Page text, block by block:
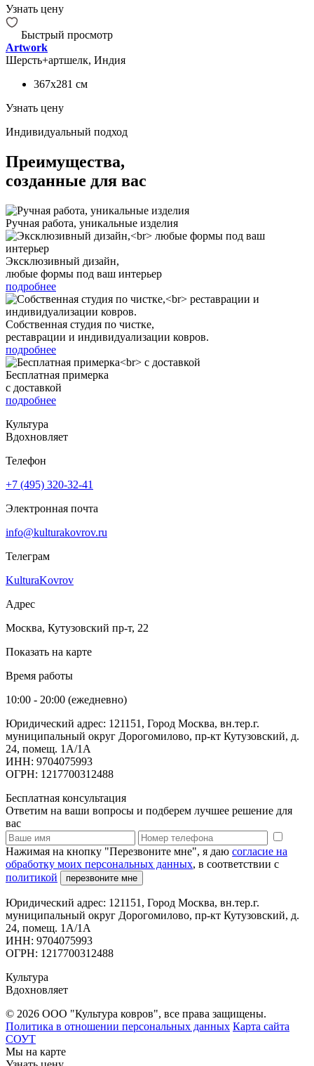
Узнать цену
Быстрый просмотр
Artwork
Шерсть+артшелк, Индия
367x281 см
Узнать цену
Индивидуальный подход
Преимущества,
созданные для вас
Ручная работа, уникальные изделия
Эксклюзивный дизайн,
любые формы под ваш интерьер
подробнее
Собственная студия по чистке,
реставрации и индивидуализации ковров.
подробнее
Бесплатная примерка
с доставкой
подробнее
Культура
Вдохновляет
Телефон
+7 (495) 320-32-41
Электронная почта
info@kulturakovrov.ru
Телеграм
KulturaKovrov
Адрес
Москва, Кутузовский пр-т, 22
Показать на карте
Время работы
10:00 - 20:00 (ежедневно)
Юридический адрес: 121151, Город Москва, вн.тер.г.
муниципальный округ Дорогомилово, пр-кт Кутузовский, д.
24, помещ. 1А/1А
ИНН: 9704075993
ОГРН: 1217700312488
Бесплатная консультация
Ответим на ваши вопросы и подберем лучшее решение для
вас
Нажимая на кнопку "Перезвоните мне", я даю согласие на
обработку моих персональных данных, в соответствии с
политикой
перезвоните мне
Юридический адрес: 121151, Город Москва, вн.тер.г.
муниципальный округ Дорогомилово, пр-кт Кутузовский, д.
24, помещ. 1А/1А
ИНН: 9704075993
ОГРН: 1217700312488
Культура
Вдохновляет
© 2026 ООО "Культура ковров", все права защищены.
Политика в отношении персональных данных Карта сайта
СОУТ
Мы на карте